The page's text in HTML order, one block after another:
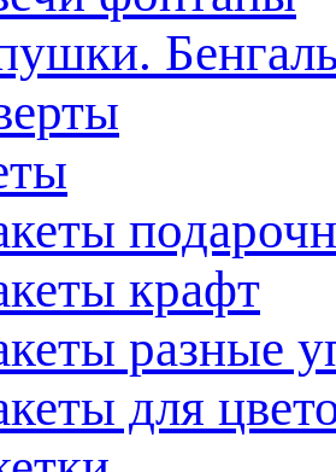
крафт
разные
для